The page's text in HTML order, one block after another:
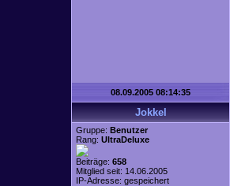
08.09.2005 08:14:35
Jokkel
Gruppe: Benutzer
Rang: UltraDeluxe
Beiträge: 658
Mitglied seit: 14.06.2005
IP-Adresse: gespeichert